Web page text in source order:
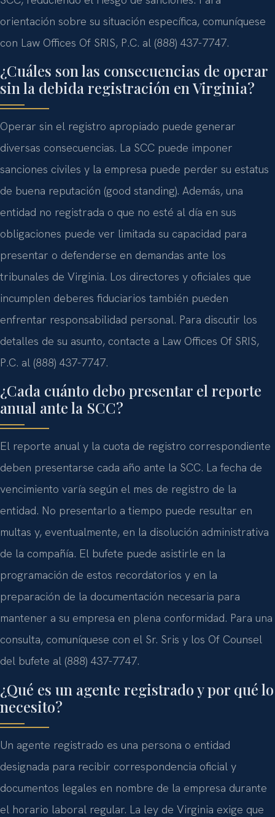
orientación sobre su situación específica, comuníquese
con Law Offices Of SRIS, P.C. al (888) 437-7747.
¿Cuáles son las consecuencias de operar
sin la debida registración en Virginia?
Operar sin el registro apropiado puede generar
diversas consecuencias. La SCC puede imponer
sanciones civiles y la empresa puede perder su estatus
de buena reputación (good standing). Además, una
entidad no registrada o que no esté al día en sus
obligaciones puede ver limitada su capacidad para
presentar o defenderse en demandas ante los
tribunales de Virginia. Los directores y oficiales que
incumplen deberes fiduciarios también pueden
enfrentar responsabilidad personal. Para discutir los
detalles de su asunto, contacte a Law Offices Of SRIS,
P.C. al (888) 437-7747.
¿Cada cuánto debo presentar el reporte
anual ante la SCC?
El reporte anual y la cuota de registro correspondiente
deben presentarse cada año ante la SCC. La fecha de
vencimiento varía según el mes de registro de la
entidad. No presentarlo a tiempo puede resultar en
multas y, eventualmente, en la disolución administrativa
de la compañía. El bufete puede asistirle en la
programación de estos recordatorios y en la
preparación de la documentación necesaria para
mantener a su empresa en plena conformidad. Para una
consulta, comuníquese con el Sr. Sris y los Of Counsel
del bufete al (888) 437-7747.
¿Qué es un agente registrado y por qué lo
necesito?
Un agente registrado es una persona o entidad
designada para recibir correspondencia oficial y
documentos legales en nombre de la empresa durante
el horario laboral regular. La ley de Virginia exige que